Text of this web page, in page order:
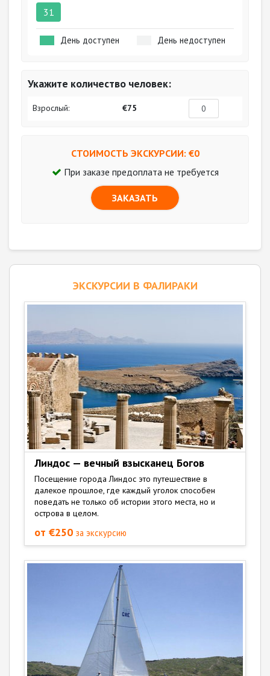
31
День доступен День недоступен
Укажите количество человек:
Взрослый: €75
СТОИМОСТЬ ЭКСКУРСИИ: €0
При заказе предоплата не требуется
ЗАКАЗАТЬ
ЭКСКУРСИИ В ФАЛИРАКИ
Линдос — вечный взысканец Богов
Посещение города Линдос это путешествие в
далекое прошлое, где каждый уголок способен
поведать не только об истории этого места, но и
острова в целом.
от €250 за экскурсию